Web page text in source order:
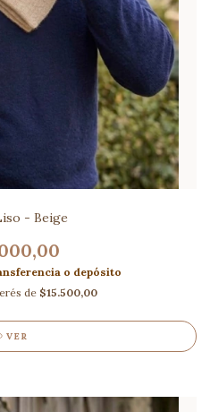
- Beige
o depósito
de $15.500,00
VER